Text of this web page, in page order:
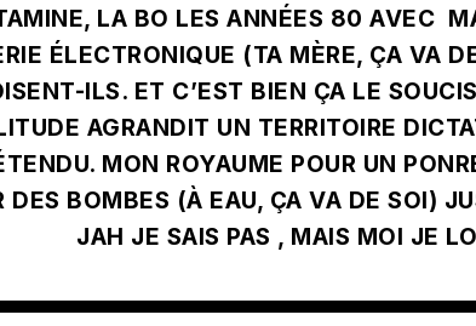
LA BO LES ANNÉES 80 AVEC
ÉLECTRONIQUE (TA MÈRE, ÇA VA
ILS. ET C’EST BIEN ÇA LE
AGRANDIT UN TERRITOIRE
MON ROYAUME POUR UN
DES BOMBES (À EAU, ÇA VA DE SOI)
JAH JE SAIS PAS , MAIS MOI JE